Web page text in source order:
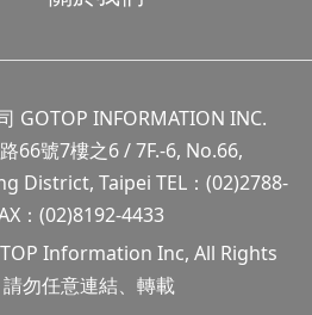
GOTOP INFORMATION INC.
66號7樓之6 / 7F.-6, No.66,
District, Taipei TEL：(02)2788-
：(02)8192-4433
Information Inc, All Rights
勿任意連結、轉載